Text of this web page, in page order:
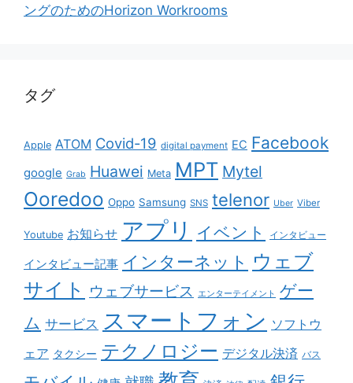
ングのためのHorizon Workrooms
タグ
Apple ATOM Covid-19 digital payment EC Facebook
google Grab Huawei Meta MPT Mytel
Ooredoo Oppo Samsung SNS telenor Uber Viber
Youtube お知らせ アプリ イベント インタビュー
インタビュー記事 インターネット ウェブ
サイト ウェブサービス エンターテイメント ゲー
ム サービス スマートフォン ソフトウ
ェア タクシー テクノロジー デジタル決済 バス